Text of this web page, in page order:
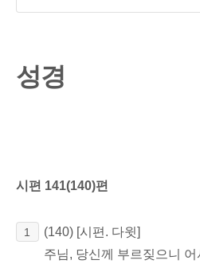
성경
시편 141(140)편
1 (140) [시편. 다윗]
주님, 당신께 부르짖으니